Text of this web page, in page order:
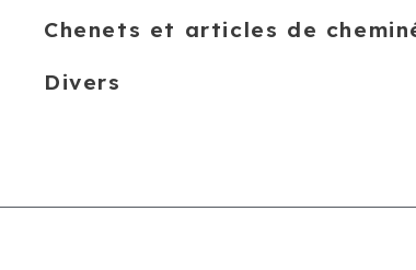
Chenets et articles de
Divers